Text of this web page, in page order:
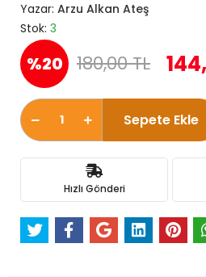
Yazar: Arzu Alkan Ateş
Stok: 3
%20 180,00 TL
Sepete Ekle
Hızlı Gönderi